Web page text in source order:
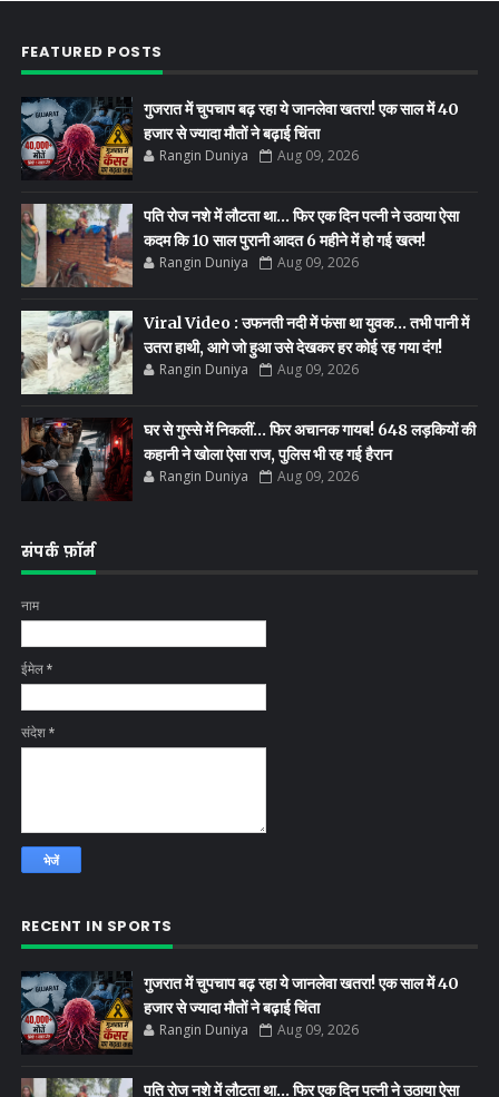
FEATURED POSTS
गुजरात में चुपचाप बढ़ रहा ये जानलेवा खतरा! एक साल में 40
हजार से ज्यादा मौतों ने बढ़ाई चिंता
Rangin Duniya Aug 09, 2026
पति रोज नशे में लौटता था… फिर एक दिन पत्नी ने उठाया ऐसा
कदम कि 10 साल पुरानी आदत 6 महीने में हो गई खत्म!
Rangin Duniya Aug 09, 2026
Viral Video : उफनती नदी में फंसा था युवक… तभी पानी में
उतरा हाथी, आगे जो हुआ उसे देखकर हर कोई रह गया दंग!
Rangin Duniya Aug 09, 2026
घर से गुस्से में निकलीं… फिर अचानक गायब! 648 लड़कियों की
कहानी ने खोला ऐसा राज, पुलिस भी रह गई हैरान
Rangin Duniya Aug 09, 2026
संपर्क फ़ॉर्म
नाम
ईमेल *
संदेश *
RECENT IN SPORTS
गुजरात में चुपचाप बढ़ रहा ये जानलेवा खतरा! एक साल में 40
हजार से ज्यादा मौतों ने बढ़ाई चिंता
Rangin Duniya Aug 09, 2026
पति रोज नशे में लौटता था… फिर एक दिन पत्नी ने उठाया ऐसा